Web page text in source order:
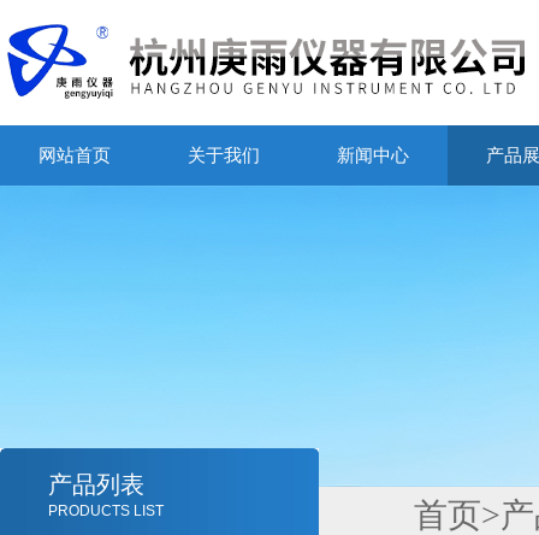
网站首页 关于我们 新闻中心 产品
产品列表
PRODUCTS LIST 首页>